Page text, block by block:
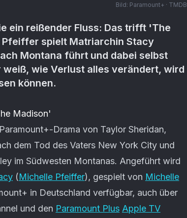
Bild: Paramount+ · TMDB
ein reißender Fluss: Das trifft 'The
spielt Matriarchin Stacy
Montana führt und dabei selbst
weiß, wie Verlust alles verändert, wird
können.
Madison'
Drama von Taylor Sheridan,
dem Tod des Vaters New York City und
im Südwesten Montanas. Angeführt wird
(Michelle Pfeiffer), gespielt von Michelle
in Deutschland verfügbar, auch über
und den Paramount Plus Apple TV